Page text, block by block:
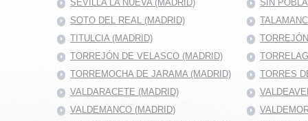
SEVILLA LA NUEVA (MADRID)
SIN
SOTO DEL REAL (MADRID)
TITULCIA (MADRID)
TORREJÓN DE VELASCO (MADRID)
TORREMOCHA DE JARAMA (MADRID)
TORRES
VALDARACETE (MADRID)
VALDEMANCO (MADRID)